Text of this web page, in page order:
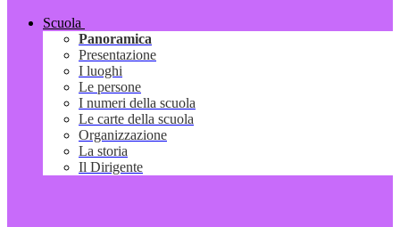
Scuola
Panoramica
Presentazione
I luoghi
Le persone
I numeri della scuola
Le carte della scuola
Organizzazione
La storia
Il Dirigente